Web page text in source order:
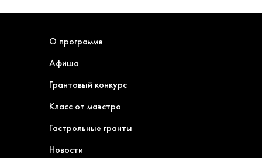
О программе
Афиша
Грантовый конкурс
Класс от маэстро
Гастрольные гранты
Новости